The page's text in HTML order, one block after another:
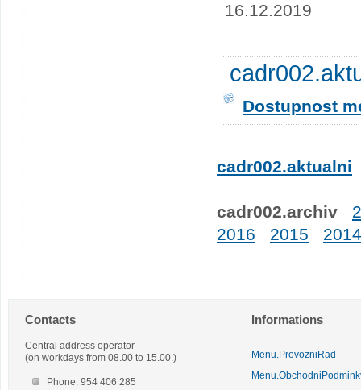
16.12.2019
Dostupnost
cadr002.aktualni
cadr002.archiv
2016
2015 2014
Contacts
Central address operator
(on workdays from 08.00 to 15.00.)
Phone: 954 406 285
Informations
Menu.ProvozniRad